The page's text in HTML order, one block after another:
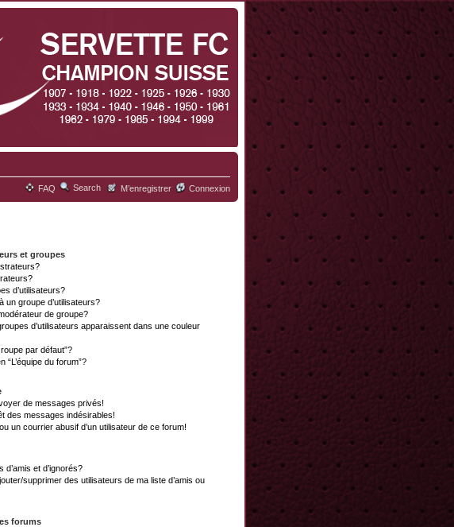
FAQ Search M’enregistrer Connexion
et groupes
d’utilisateurs?
un groupe d’utilisateurs?
de groupe?
d’utilisateurs apparaissent dans une couleur
par défaut”?
“L’équipe du forum”?
de messages privés!
des messages indésirables!
un courrier abusif d’un utilisateur de ce forum!
et d’ignorés?
supprimer des utilisateurs de ma liste d’amis ou
forums